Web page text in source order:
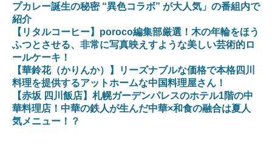
プカレー誕生の秘密 “異色コラボ” が大人気」の番組内で
紹介
【リタルコーヒー】poroco編集部厳選！木の年輪をほう
ふつとさせる、非常に写真映えすような美しい芸術的ロ
ールケーキ！
【華鈴花（かりんか）】リーズナブルな価格で本格四川
料理を提供するアットホームな中国料理屋さん！
【赤坂 四川飯店】札幌ガーデンパレスのホテル1階の中
華料理店！中華の鉄人が生んだ中華×和食の融合は夏人
気メニュー！？